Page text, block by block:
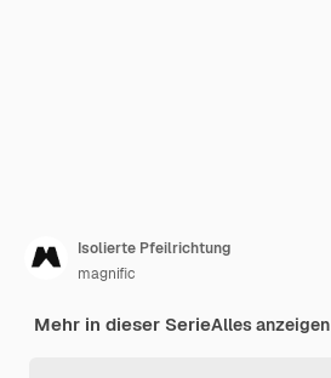
Isolierte Pfeilrichtung
magnific
Mehr in dieser SerieAlles anzeigen